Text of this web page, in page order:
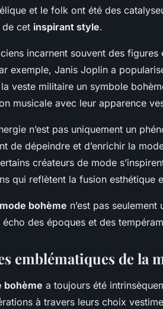
et le folk ont été des
cet inspirant style.
incarnent souvent des
exemple, Janis Joplin a
veste militaire un symbole
musicale avec leur apparence
n’est pas uniquement un
de dépeindre et d’enrichir la
créateurs de mode
qui reflètent la fusion esthétique
mode bohème n’est pas
des époques et des
emblématiques de la
bohème a toujours été
à travers leurs choix